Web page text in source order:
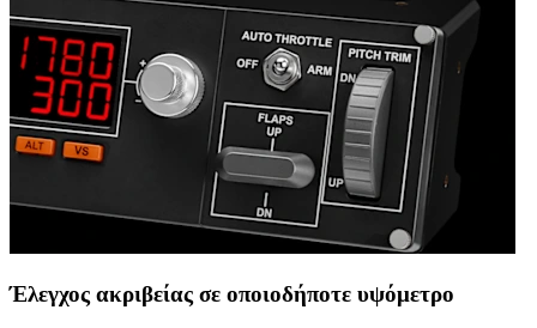
Έλεγχος ακριβείας σε οποιοδήποτε υψόμετρο